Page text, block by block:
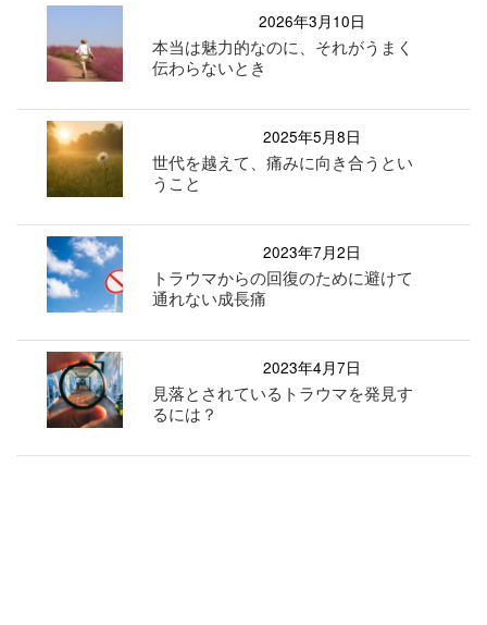
2026年3月10日
本当は魅力的なのに、それがうまく
伝わらないとき
2025年5月8日
世代を越えて、痛みに向き合うとい
うこと
2023年7月2日
トラウマからの回復のために避けて
通れない成長痛
2023年4月7日
見落とされているトラウマを発見す
るには？